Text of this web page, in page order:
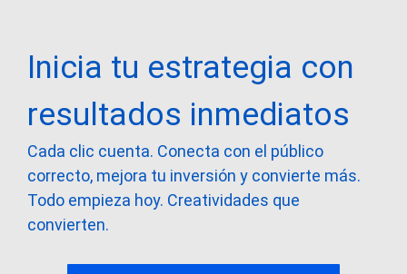
Inicia tu estrategia con
resultados inmediatos
Cada clic cuenta. Conecta con el público
correcto, mejora tu inversión y convierte más.
Todo empieza hoy. Creatividades que
convierten.